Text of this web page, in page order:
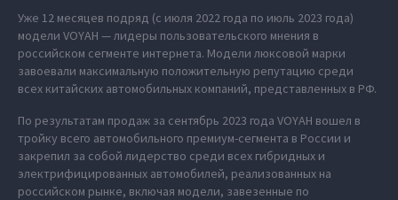
Уже 12 месяцев подряд (с июля 2022 года по июль 2023 года)
модели VOYAH — лидеры пользовательского мнения в
российском сегменте интернета. Модели люксовой марки
завоевали максимальную положительную репутацию среди
всех китайских автомобильных компаний, представленных в РФ.
По результатам продаж за сентябрь 2023 года VOYAH вошел в
тройку всего автомобильного премиум-сегмента в России и
закрепил за собой лидерство среди всех гибридных и
электрифицированных автомобилей, реализованных на
российском рынке, включая модели, завезенные по